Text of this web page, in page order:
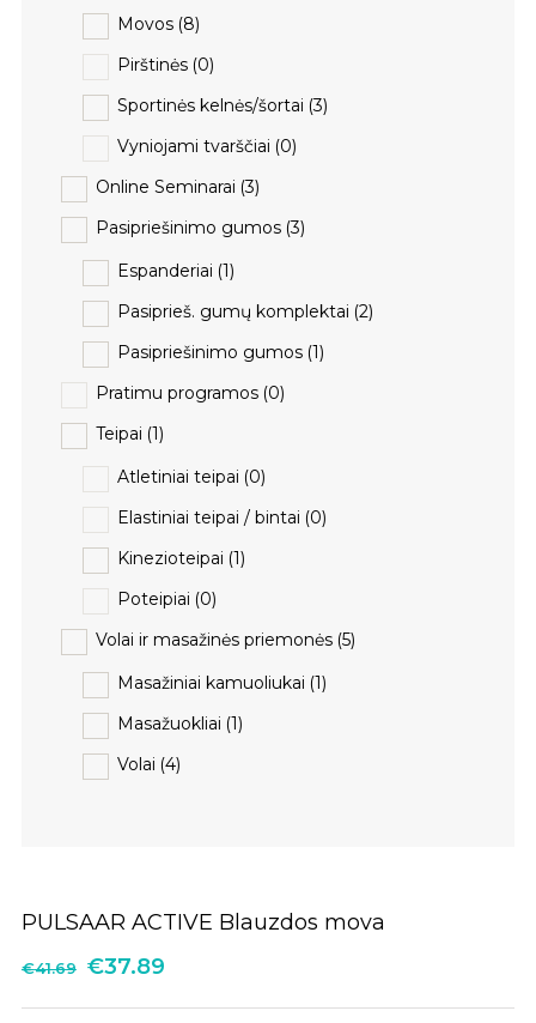
PULSAAR ACTIVE Blauzdos mova
€41.69 €37.89
Movos (8)
Pirštinės (0)
Sportinės kelnės/šortai (3)
Vyniojami tvarščiai (0)
Online Seminarai (3)
Pasipriešinimo gumos (3)
Espanderiai (1)
Pasiprieš. gumų komplektai (2)
Pasipriešinimo gumos (1)
Pratimu programos (0)
Teipai (1)
Atletiniai teipai (0)
Elastiniai teipai / bintai (0)
Kinezioteipai (1)
Poteipiai (0)
Volai ir masažinės priemonės (5)
Masažiniai kamuoliukai (1)
Masažuokliai (1)
Volai (4)